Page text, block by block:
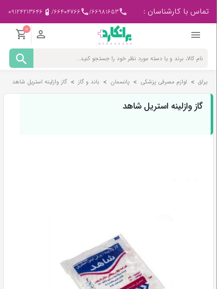
تماس با کارشناسان : 66981653
/
66404766
/
09124213646
0
مادر
کودک
پزشکی
-
ورزشی
یراق > لوازم مصرفی پزشکی > پانسمان > باند و گاز > گاز وازلینه استریل شاهد
گاز وازلینه استریل شاهد